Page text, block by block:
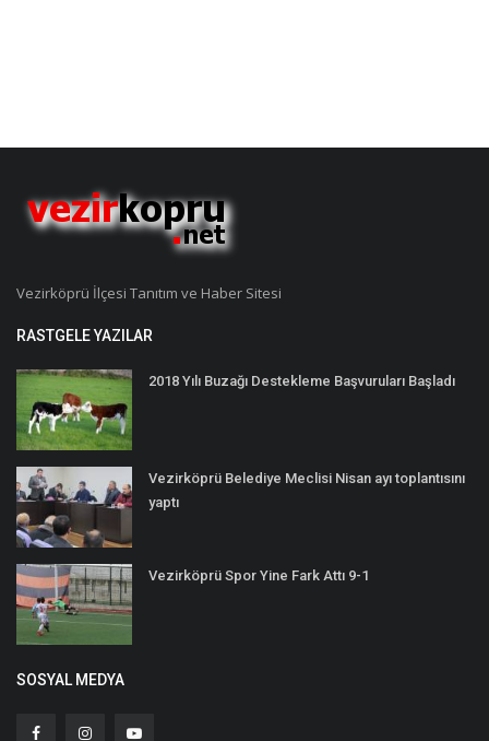
Vezirköprü İlçesi Tanıtım ve Haber Sitesi
RASTGELE YAZILAR
2018 Yılı Buzağı Destekleme Başvuruları Başladı
Vezirköprü Belediye Meclisi Nisan ayı toplantısını
yaptı
Vezirköprü Spor Yine Fark Attı 9-1
SOSYAL MEDYA